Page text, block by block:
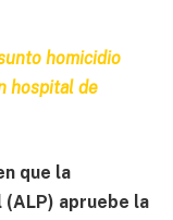
homicidio
hospital de
que la
apruebe la